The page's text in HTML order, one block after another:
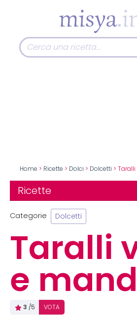
Home > Ricette > Dolci > Dolcetti >
Ricette
Categorie Dolcetti
Taralli
e
3 /5 VOTA